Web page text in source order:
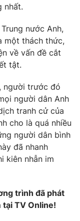
nhất.
nước Anh,
một thách thức,
về vấn đề cắt
tật.
người trước đó
người dân Anh
tranh cử của
cho là quá nhiều
người dân bình
đã nhanh
kiên nhẫn im
trình đã phát
TV Online!